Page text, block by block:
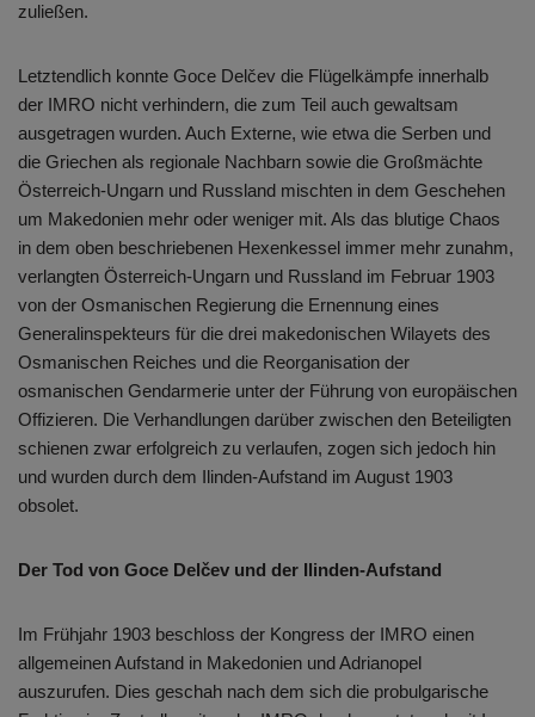
zuließen.
Letztendlich konnte Goce Delčev die Flügelkämpfe innerhalb
der IMRO nicht verhindern, die zum Teil auch gewaltsam
ausgetragen wurden. Auch Externe, wie etwa die Serben und
die Griechen als regionale Nachbarn sowie die Großmächte
Österreich-Ungarn und Russland mischten in dem Geschehen
um Makedonien mehr oder weniger mit. Als das blutige Chaos
in dem oben beschriebenen Hexenkessel immer mehr zunahm,
verlangten Österreich-Ungarn und Russland im Februar 1903
von der Osmanischen Regierung die Ernennung eines
Generalinspekteurs für die drei makedonischen Wilayets des
Osmanischen Reiches und die Reorganisation der
osmanischen Gendarmerie unter der Führung von europäischen
Offizieren. Die Verhandlungen darüber zwischen den Beteiligten
schienen zwar erfolgreich zu verlaufen, zogen sich jedoch hin
und wurden durch dem Ilinden-Aufstand im August 1903
obsolet.
Der Tod von Goce Delčev und der Ilinden-Aufstand
Im Frühjahr 1903 beschloss der Kongress der IMRO einen
allgemeinen Aufstand in Makedonien und Adrianopel
auszurufen. Dies geschah nach dem sich die probulgarische